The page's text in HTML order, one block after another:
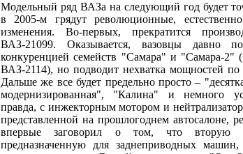
Модельный ряд ВАЗа на следующий год будет
в 2005-м грядут революционные,
изменения. Во-первых, прекратится
ВАЗ-21099. Оказывается, вазовцы давно
конкуренцией семейств "Самара" и "Самара-2"
ВАЗ-2114), но подводит нехватка мощностей по
Дальше же все будет предельно просто –
модернизированная", "Калина" и немного
правда, с инжекторным мотором и
представленной на прошлогоднем автосалоне,
впервые заговорил о том, что вторую
предназначенную для заднеприводных